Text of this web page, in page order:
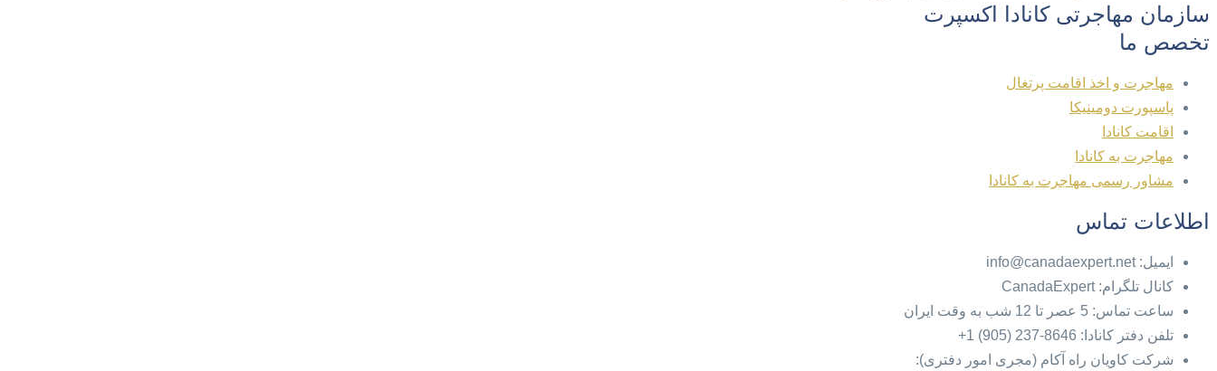
سازمان مهاجرتی کانادا اکسپرت
تخصص ما
مهاجرت و اخذ اقامت پرتغال
پاسپورت دومینیکا
اقامت کانادا
مهاجرت به کانادا
مشاور رسمی مهاجرت به کانادا
اطلاعات تماس
ایمیل: info@canadaexpert.net
کانال تلگرام: CanadaExpert
ساعت تماس: 5 عصر تا 12 شب به وقت ایران
تلفن دفتر کانادا: 8646-237 (905) 1+
شرکت کاویان راه آکام (مجری امور دفتری):